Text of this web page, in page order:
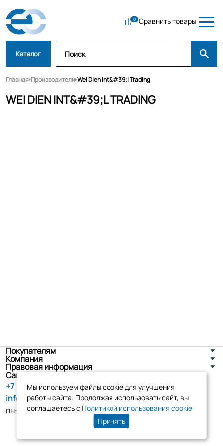
Сравнить товары
Каталог
Главная Производители Wei Dien Int&#39;l Trading
WEI DIEN INT&#39;L TRADING
Покупателям
Компания
Правовая информация
Санкт-Петербург, ул. Новоселов д. 8
+7 (800) 555-86-90
info@tk-elko.ru
пн-пт, 10:00 - 18:00
Мы используем файлы cookie для улучшения
работы сайта. Продолжая использовать сайт, вы
соглашаетесь с Политикой использования cookie
Принять